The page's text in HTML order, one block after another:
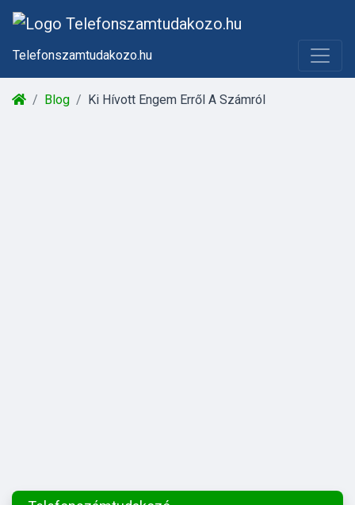
Telefonszamtudakozo.hu
Blog Ki Hívott Engem Erről A Számról